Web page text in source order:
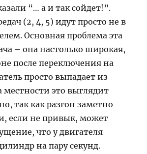
“… а и так сойдет!”.
(2, 4, 5) идут просто не в
Основная проблема эта
– она настолько широкая,
после переключения на
просто выпадает из
местности это выглядит
так как разгон заметно
если не привык, может
что у двигателя
на пару секунд.